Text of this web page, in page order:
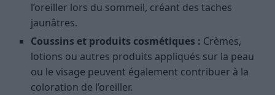
l’oreiller lors du sommeil, créant des taches
jaunâtres.
Coussins et produits cosmétiques : Crèmes,
lotions ou autres produits appliqués sur la peau
ou le visage peuvent également contribuer à la
coloration de l’oreiller.